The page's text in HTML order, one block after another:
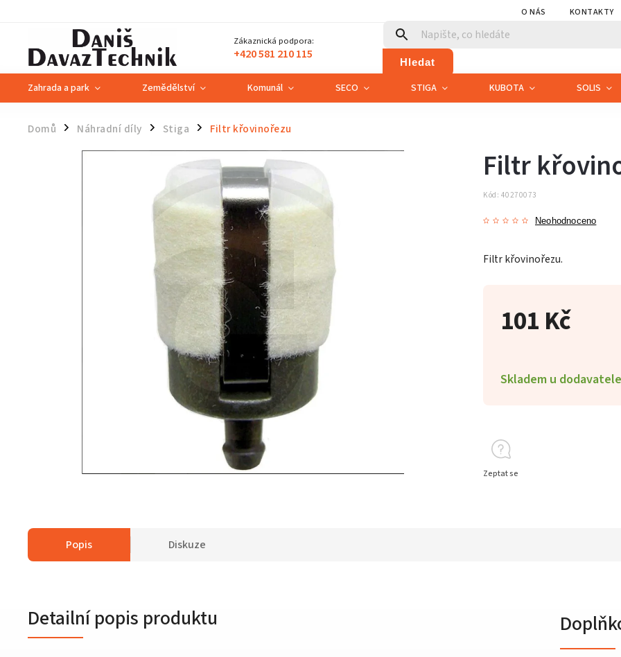
O NÁS KONTAKTY
Zákaznická podpora:
+420 581 210 115 Hledat
Zahrada a park Zemědělství Komunál SECO STIGA KUBOTA SOLIS
Domů / Náhradní díly / Stiga / Filtr křovinořezu
101 Kč
Skladem u dodavatele
Filtr
Kód: 40270073
Neohodnoceno
Filtr křovinořezu.
Zeptat se
Popis Diskuze
Detailní popis produktu